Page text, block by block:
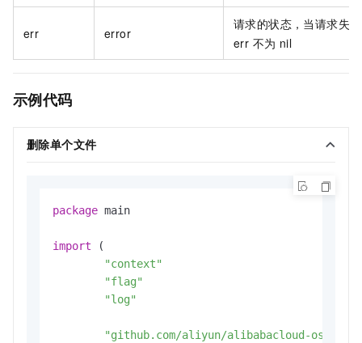
err error
请求的状态，当请求失
err 不为 nil
示例代码
删除单个文件
package main
import (
"context"
"flag"
"log"
"github.com/aliyun/alibabacloud-oss-go-